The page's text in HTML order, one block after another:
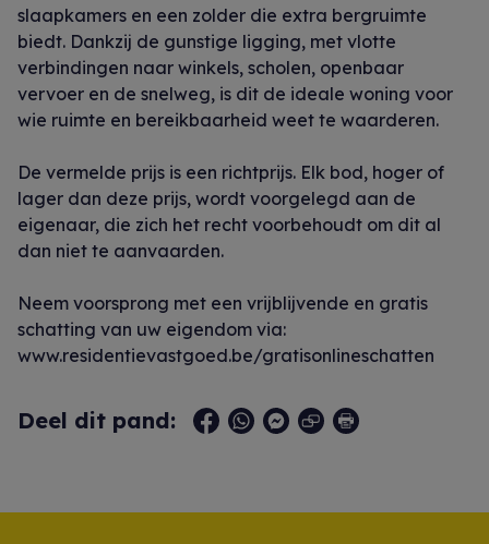
slaapkamers en een zolder die extra bergruimte
biedt. Dankzij de gunstige ligging, met vlotte
verbindingen naar winkels, scholen, openbaar
vervoer en de snelweg, is dit de ideale woning voor
wie ruimte en bereikbaarheid weet te waarderen.
De vermelde prijs is een richtprijs. Elk bod, hoger of
lager dan deze prijs, wordt voorgelegd aan de
eigenaar, die zich het recht voorbehoudt om dit al
dan niet te aanvaarden.
Neem voorsprong met een vrijblijvende en gratis
schatting van uw eigendom via:
www.residentievastgoed.be/gratisonlineschatten
Deel dit pand: